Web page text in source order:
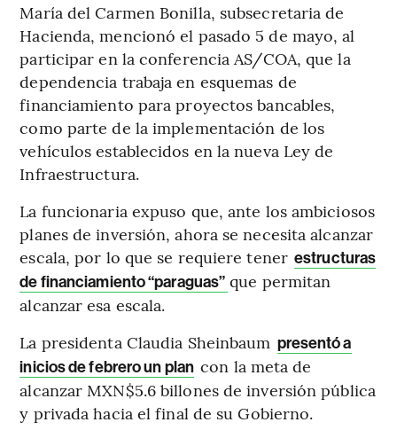
María del Carmen Bonilla, subsecretaria de
Hacienda, mencionó el pasado 5 de mayo, al
participar en la conferencia AS/COA, que la
dependencia trabaja en esquemas de
financiamiento para proyectos bancables,
como parte de la implementación de los
vehículos establecidos en la nueva Ley de
Infraestructura.
La funcionaria expuso que, ante los ambiciosos
planes de inversión, ahora se necesita alcanzar
escala, por lo que se requiere tener estructuras
de financiamiento “paraguas” que permitan
alcanzar esa escala.
La presidenta Claudia Sheinbaum presentó a
inicios de febrero un plan con la meta de
alcanzar MXN$5.6 billones de inversión pública
y privada hacia el final de su Gobierno.